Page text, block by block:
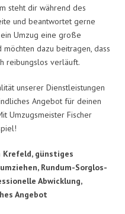
steht dir während des
und beantwortet gerne
Umzug eine große
dazu beitragen, dass
reibungslos verläuft.
unserer Dienstleistungen
Angebot für deinen
Umzugsmeister Fischer
Krefeld, günstiges
Rundum-Sorglos-
Abwicklung,
Angebot